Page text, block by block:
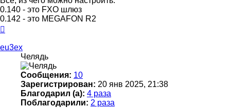
0.140 - это FXO шлюз
0.142 - это MEGAFON R2
началу
eu3ex
Челядь
Сообщения: 10
Зарегистрирован: 20 янв 2025, 21:38
Благодарил (а): 4 раза
Поблагодарили: 2 раза